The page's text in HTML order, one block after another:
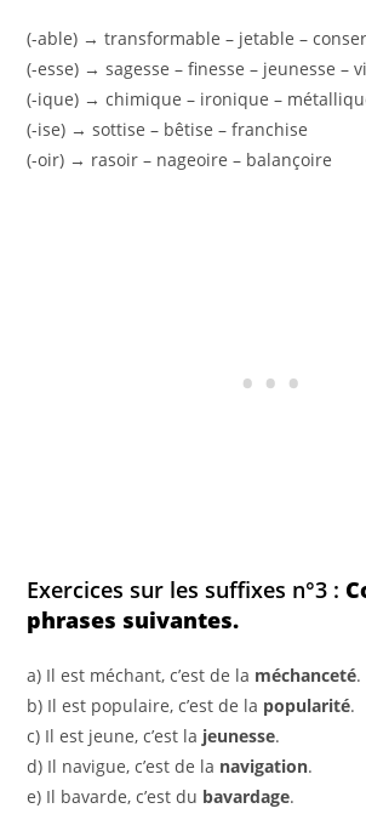
(-able) → transformable – jetable –
(-esse) → sagesse – finesse – jeunesse –
(-ique) → chimique – ironique –
(-ise) → sottise – bêtise – franchise
(-oir) → rasoir – nageoire – balançoire
Exercices sur les suffixes n°3 :
phrases suivantes.
a) Il est méchant, c’est de la méchanceté.
b) Il est populaire, c’est de la popularité.
c) Il est jeune, c’est la jeunesse.
d) Il navigue, c’est de la navigation.
e) Il bavarde, c’est du bavardage.